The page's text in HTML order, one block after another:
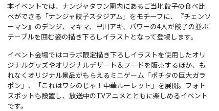
本イベントでは、ナンジャタウン園内にあるご当地餃子の食べ比
べができる「ナンジャ餃子スタジアム」をモチーフに、『チェンソ
ーマン』のデンジ、マキマ、早川アキ、パワーの4人が餃子の並ぶ
テーブルを囲む姿の描き下ろしイラストとなって登場します。
イベント会場ではコラボ限定描き下ろしイラストを使用したオリ
ジナルグッズやオリジナルデザート＆フードを販売するほか、も
れなくオリジナル景品がもらえるミニゲーム「ポチタの巨大ガラ
ポン」、「これはワシのじゃ！中華ルーレット」を展開。フォト
スポットも設置し、放送中のTVアニメとともに楽しめるイベント
です。